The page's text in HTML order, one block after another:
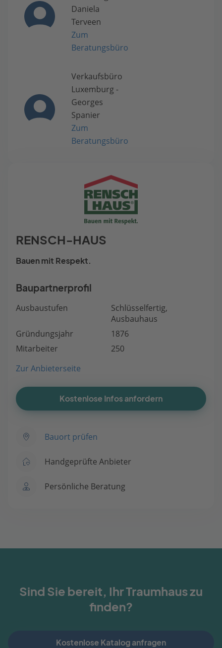
Daniela
Terveen
Zum
Beratungsbüro
Verkaufsbüro
Luxemburg -
Georges
Spanier
Zum
Beratungsbüro
RENSCH-HAUS
Bauen mit Respekt.
Baupartnerprofil
Ausbaustufen
Schlüsselfertig,
Ausbauhaus
Gründungsjahr
1876
Mitarbeiter
250
Zur Anbieterseite
Kostenlose Infos anfordern
Bauort prüfen
Handgeprüfte Anbieter
Persönliche Beratung
Sind Sie bereit, Ihr Traumhaus zu
finden?
Kostenlose Katalog anfragen